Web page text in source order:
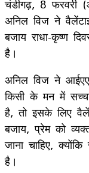
अनिल विज ने
बजाय राधा-कृष्ण
है।
अनिल विज ने
किसी के मन में
है, तो इसके लिए
बजाय, प्रेम को
जाना चाहिए,
है।